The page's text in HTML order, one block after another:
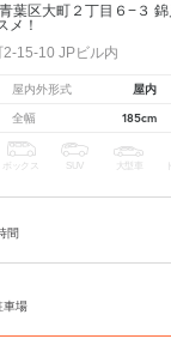
葉区大町２丁目６−３ 錦
メ！
15-10 JPビル内
屋内外形式 屋内
全幅 185cm
ボックス SUV 大型車
間
車場